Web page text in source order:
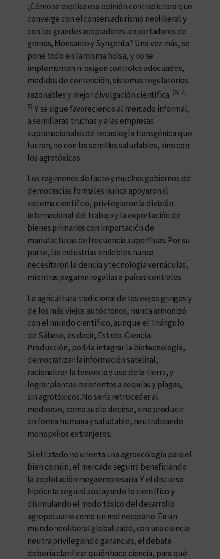
¿Cómo se explica esa opinión contradictora que
converge con el conservadurismo neoliberal y
con los grandes acopiadores-exportadores de
granos, Monsanto y Syngenta? Una vez más, se
pone todo en la misma bolsa, y no se
implementan ni exigen controles adecuados,
medidas de contención, sistemas regulatorios
razonables y mejor divulgación científica. (6, 7,
8) Y se sigue favoreciendo al mercado informal,
a semilleras truchas y a las empresas
supranacionales de tecnología transgénica que
lucran, no con las semillas saludables, sino con
los agrotóxicos.
Los regímenes de facto y muchos gobiernos de
democracias formales nunca apoyaron al
sistema científico, privilegiaron la división
internacional del trabajo y la exportación de
bienes primarios con importación de
manufacturas de frecuencia superfluas. Por su
parte, las industrias endebles nunca
necesitaron la ciencia y tecnología vernáculas,
mientras pagaron regalías a países centrales.
La agricultura tradicional de los viejos gringos y
de los más viejos autóctonos, nunca armonizó
con el mundo científico, aunque el Triángulo
de Sábato, es decir, Estado-Ciencia-
Producción, podría integrar la biotecnología,
democratizar la información satelital,
racionalizar la tenencia y uso de la tierra, y
lograr plantas resistentes a sequías y plagas,
sin agrotóxicos. No sería retroceder al
medioevo, como suele decirse, sino producir
en forma humana y saludable, neutralizando
monopolios extranjeros.
Si el Estado no orienta una agroecología para el
bien común, el mercado seguirá beneficiando
la explotación megaempresaria. Y el discurso
hipócrita seguirá soslayando lo científico y
disimulando el modo tóxico del desarrollo
agropecuario como un mal necesario. En un
mundo neoliberal globalizado, con una ciencia
neutra privilegiando ganancias, el debate
debería clarificar quién hace ciencia, para qué